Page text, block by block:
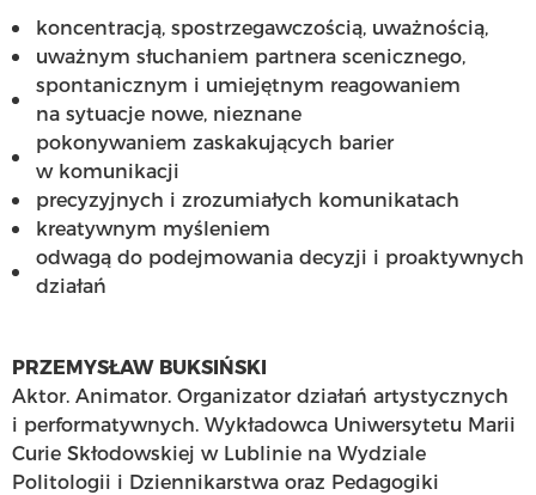
koncentracją, spostrzegawczością, uważnością,
uważnym słuchaniem partnera scenicznego,
spontanicznym i umiejętnym reagowaniem
na sytuacje nowe, nieznane
pokonywaniem zaskakujących barier
w komunikacji
precyzyjnych i zrozumiałych komunikatach
kreatywnym myśleniem
odwagą do podejmowania decyzji i proaktywnych
działań
PRZEMYSŁAW BUKSIŃSKI
Aktor. Animator. Organizator działań artystycznych
i performatywnych. Wykładowca Uniwersytetu Marii
Curie Skłodowskiej w Lublinie na Wydziale
Politologii i Dziennikarstwa oraz Pedagogiki